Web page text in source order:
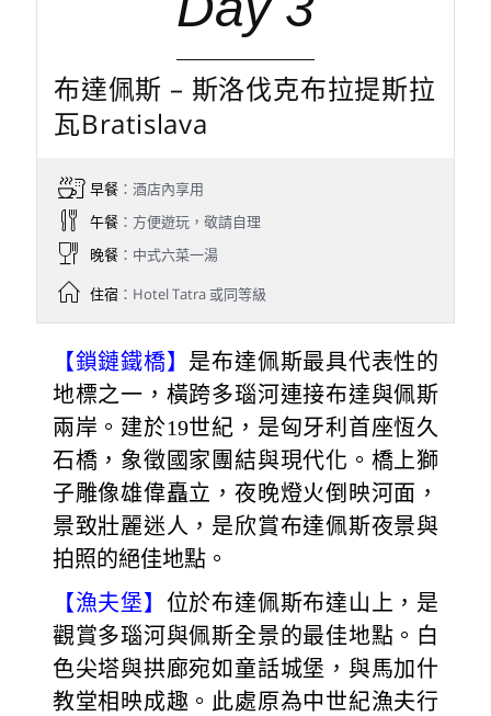
布達佩斯 – 斯洛伐克布拉提斯拉
瓦Bratislava
早餐：酒店內享用
午餐：方便遊玩，敬請自理
晚餐：中式六菜一湯
住宿：Hotel Tatra 或同等級
【鎖鏈鐵橋】 是布達佩斯最具代表性的
地標之一，橫跨多瑙河連接布達與佩斯
兩岸。建於19世紀，是匈牙利首座恆久
石橋，象徵國家團結與現代化。橋上獅
子雕像雄偉矗立，夜晚燈火倒映河面，
景致壯麗迷人，是欣賞布達佩斯夜景與
拍照的絕佳地點。
【漁夫堡】 位於布達佩斯布達山上，是
觀賞多瑙河與佩斯全景的最佳地點。白
色尖塔與拱廊宛如童話城堡，與馬加什
教堂相映成趣。此處原為中世紀漁夫行